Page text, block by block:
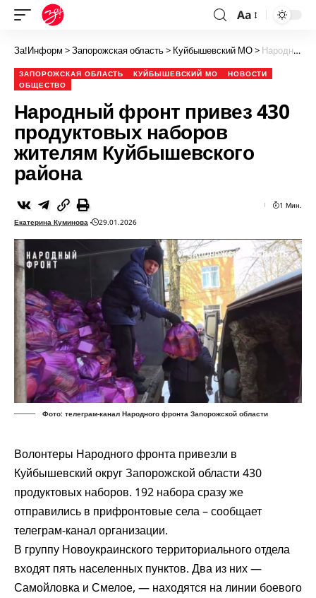
Aa
За!Информ >Запорожская область> Куйбышевский МО> Народный фронт привез 430 продуктовых наборов жителям Куйбышевского района
ЗАПОРОЖСКАЯ ОБЛАСТЬ КУЙБЫШЕВСКИЙ МО
НОВОСТИ
ОБЩЕСТВО
Народный фронт привез 430
продуктовых наборов
жителям Куйбышевского
района
Екатерина Куминова 29.01.2026
1 Мин.
Фото: телеграм-канал Народного фронта Запорожской области
Волонтеры Народного фронта привезли в
Куйбышевский округ Запорожской области 430
продуктовых наборов. 192 набора сразу же
отправились в прифронтовые села –сообщает
телеграм-канал организации.
В группу Новоукраинского территориального отдела
входят пять населенных пунктов. Два из них —
Самойловка и Смелое, — находятся на линии боевого